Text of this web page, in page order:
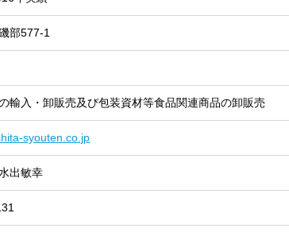
部577-1
輸入・卸販売及び包装資材等食品関連商品の卸販売
syouten.co.jp
出敏幸